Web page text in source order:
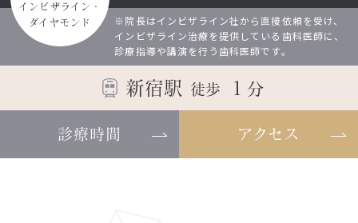
インビザライン・
ダイヤモンド
※院長はインビザライン社から直接依頼を受け、
インビザライン治療を提供している歯科医師に、
診療指導や講演を行う歯科医師です。
新宿駅 徒歩 １ 分
診療時間 アクセス